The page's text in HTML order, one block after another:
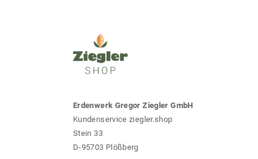
Erdenwerk Gregor Ziegler GmbH
Kundenservice ziegler.shop
Stein 33
D-95703 Plößberg